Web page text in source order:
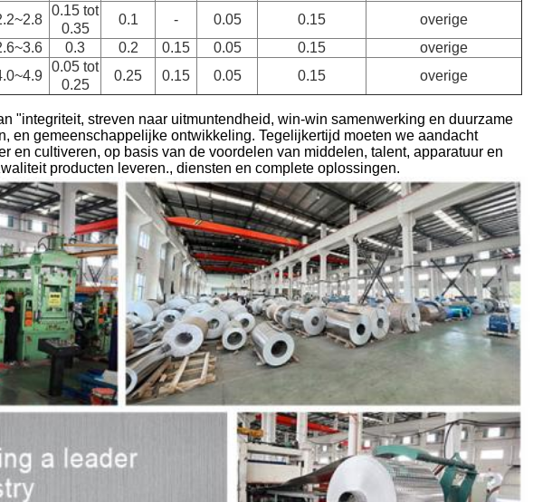
0.15 tot
0.35
0.1 - 0.05 0.15
overige
0.3 0.2 0.15 0.05 0.15
overige
0.05 tot
0.25
0.25 0.15 0.05 0.15
overige
"integriteit, streven naar uitmuntendheid, win-win samenwerking en duurzame
en gemeenschappelijke ontwikkeling. Tegelijkertijd moeten we aandacht
en cultiveren, op basis van de voordelen van middelen, talent, apparatuur en
producten leveren., diensten en complete oplossingen.